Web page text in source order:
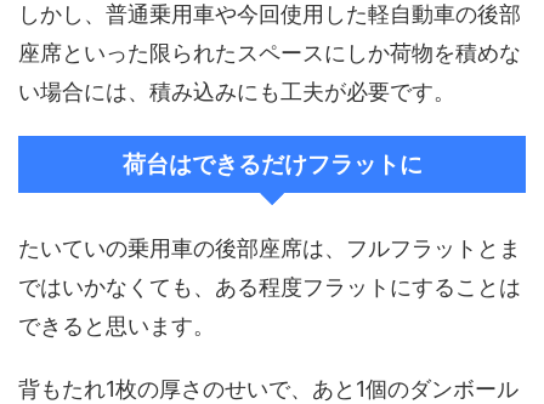
しかし、普通乗用車や今回使用した軽自動車の後部
座席といった限られたスペースにしか荷物を積めな
い場合には、積み込みにも工夫が必要です。
荷台はできるだけフラットに
たいていの乗用車の後部座席は、フルフラットとま
ではいかなくても、ある程度フラットにすることは
できると思います。
背もたれ1枚の厚さのせいで、あと1個のダンボール